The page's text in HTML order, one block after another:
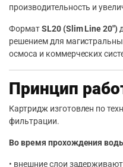
производительность и
ФорматSL20 (Slim Line 20″)
решением для
осмоса и коммерческих
Принцип
Картридж изготовлен по
фильтрации.
Во время прохождения
• внешние слои